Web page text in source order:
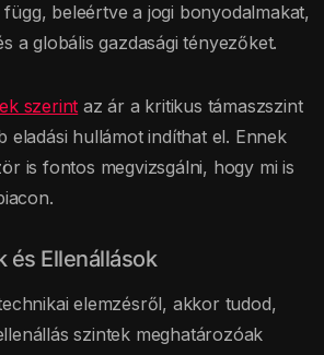
beleértve a jogi bonyodalmakat,
a globális gazdasági tényezőket.
szerint az ár a kritikus támaszszint
eladási hullámot indíthat el. Ennek
is fontos megvizsgálni, hogy mi is
és Ellenállások
elemzésről, akkor tudod,
szintek meghatározóak